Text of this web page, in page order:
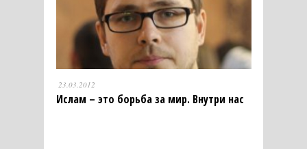
23.03.2012
Ислам – это борьба за мир. Внутри нас